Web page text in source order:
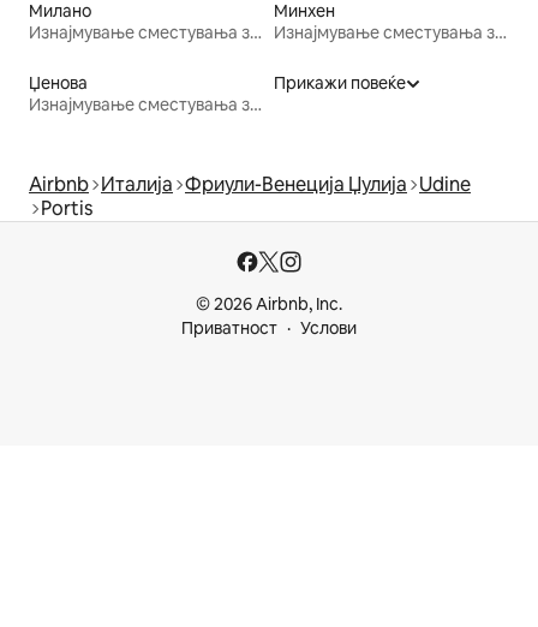
Милано
Изнајмување сместувања за одмор
Минхен
Изнајмување сместувања за одмор
Џенова
Изнајмување сместувања за одмор
Прикажи повеќе
Airbnb Италија Фриули-Венеција Џулија Udine
Portis
© 2026 Airbnb, Inc.
Приватност
Услови